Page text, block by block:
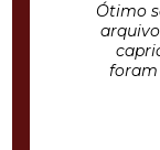
Ótimo
foram